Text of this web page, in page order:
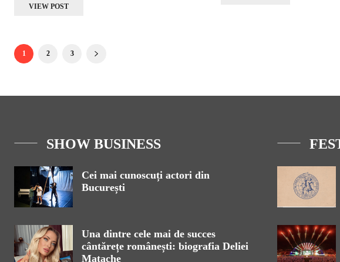
VIEW POST
1 2 3
SHOW BUSINESS
Cei mai cunoscuți actori din
București
Una dintre cele mai de succes
cântărețe românești: biografia Deliei
Matache